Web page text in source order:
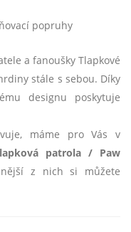
popruhy
a fanoušky Tlapkové
stále s sebou. Díky
designu poskytuje
máme pro Vás v
patrola / Paw
z nich si můžete